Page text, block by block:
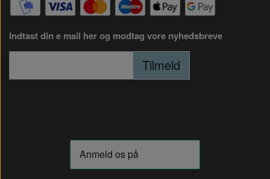
Indtast din e mail her og modtag vore nyhedsbreve
Tilmeld